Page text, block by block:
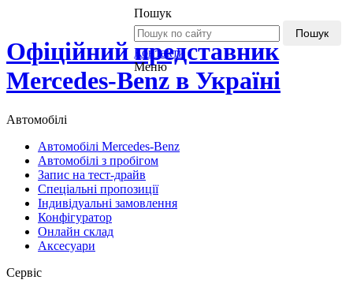
Офіційний представник
Mercedes-Benz в Україні
Пошук
Пошук
Контакти
Меню
Автомобілі
Автомобілі Mercedes-Benz
Автомобілі з пробігом
Запис на тест-драйв
Спеціальні пропозиції
Індивідуальні замовлення
Конфігуратор
Онлайн склад
Аксесуари
Сервіс